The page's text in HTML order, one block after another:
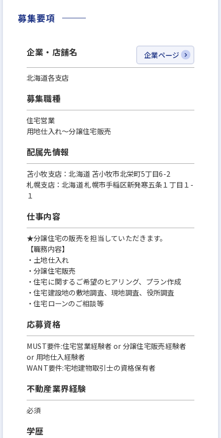
事業で成長してきました。
て注文住宅着工棟数No.1」「2030年までには売上高1
兆円を目指す」と打ち出しています。
物件数増加・売上好調の為の増員です。
当社全体の表彰式で表彰を受ける程、売上好調・大
変勢いのある部署です！
募集要項
企業・店舗名 企業ページ
北海道各支店
募集職種
住宅営業
用地仕入れ～分譲住宅販売
配属先情報
苫小牧支店：北海道 苫小牧市北栄町5丁目6-2
札幌支店：北海道 札幌市手稲区新発寒五条１丁目１-
１
仕事内容
★分譲住宅の販売を担当していただきます。
【職務内容】
・土地仕入れ
・分譲住宅販売
・住宅に関するご希望のヒアリング、プラン作成
・住宅建設地の敷地調査、現地調査、役所調査
・住宅ローンのご相談等
応募資格
MUST要件:住宅営業経験者 or 分譲住宅販売経験者
or 用地仕入経験者
WANT要件:宅地建物取引士の資格保有者
不動産業界経験
必須
学歴